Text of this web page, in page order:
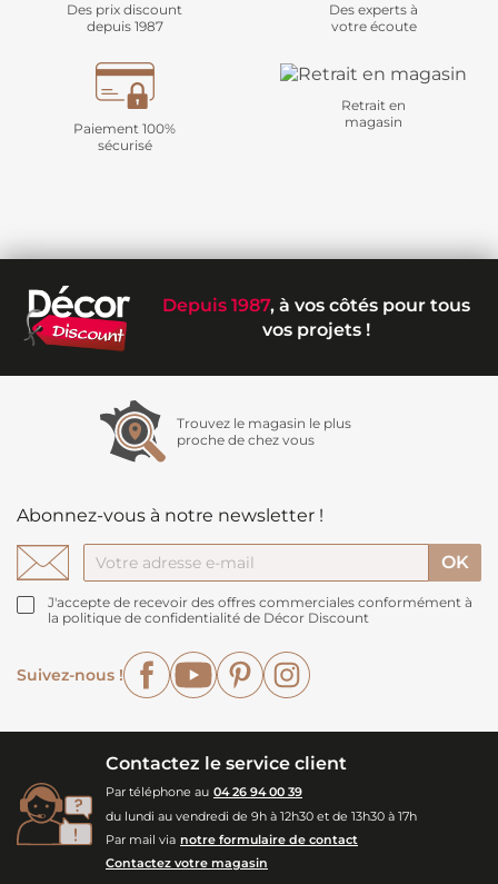
Des prix discount
depuis 1987
Des experts à
votre écoute
Paiement 100%
sécurisé
Retrait en
magasin
Depuis 1987, à vos côtés pour tous
vos projets !
Trouvez le magasin le plus
proche de chez vous
Abonnez-vous à notre newsletter !
J'accepte de recevoir des offres commerciales conformément à
la politique de confidentialité de Décor Discount
Suivez-nous !
FacebookYouTubePinterest
Contactez le service client
Par téléphone au 04 26 94 00 39
du lundi au vendredi de 9h à 12h30 et de 13h30 à 17h
Par mail via notre formulaire de contact
Contactez votre magasin